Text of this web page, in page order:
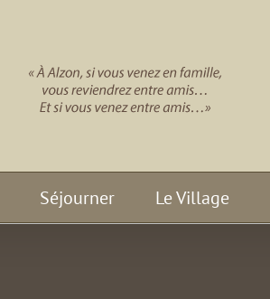
Séjourner Le Village